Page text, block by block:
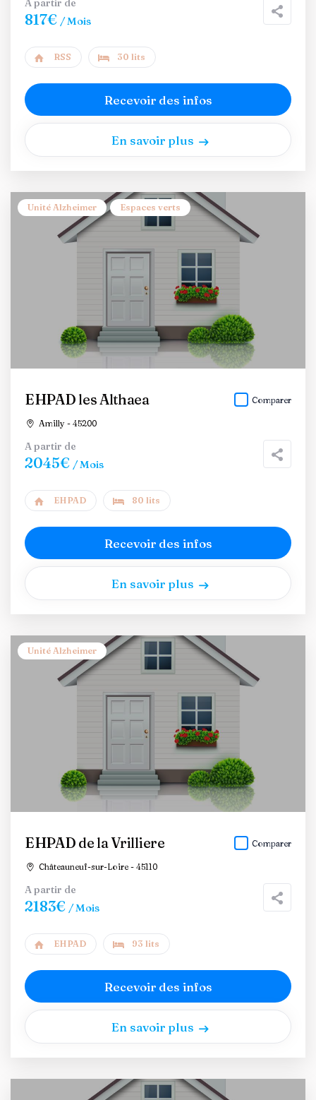
A partir de
817€ / Mois
RSS 30 lits
Recevoir des infos
En savoir plus
Unité Alzheimer Espaces verts
EHPAD les Althaea
Amilly - 45200
Comparer
A partir de
2045€ / Mois
EHPAD 80 lits
Recevoir des infos
En savoir plus
Unité Alzheimer
EHPAD de la Vrilliere
Châteauneuf-sur-Loire - 45110
Comparer
A partir de
2183€ / Mois
EHPAD 93 lits
Recevoir des infos
En savoir plus